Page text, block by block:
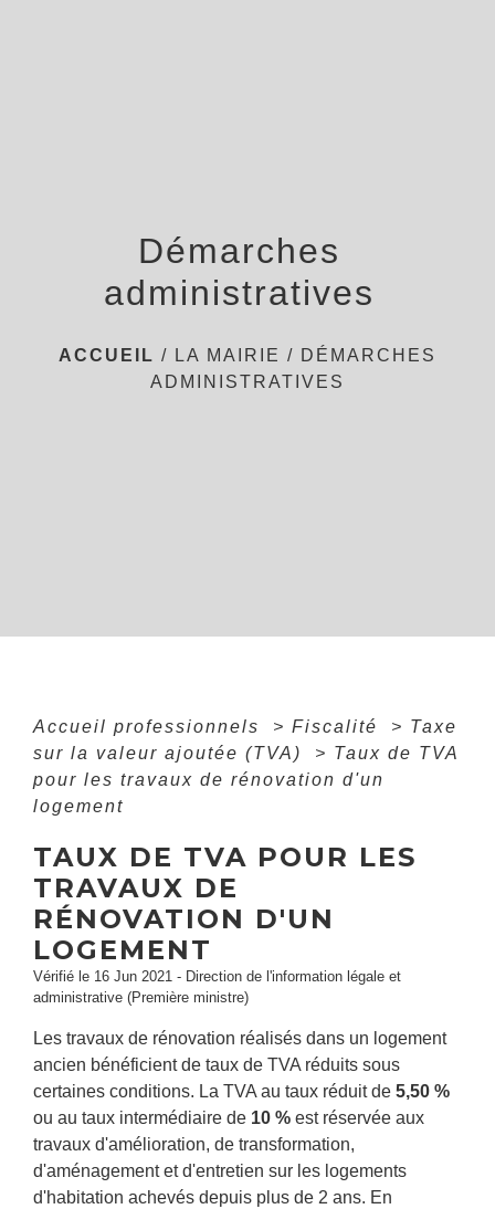
Démarches
administratives
ACCUEIL / LA MAIRIE / DÉMARCHES
ADMINISTRATIVES
Accueil professionnels > Fiscalité > Taxe
sur la valeur ajoutée (TVA)
> Taux de TVA
pour les travaux de rénovation d'un
logement
TAUX DE TVA POUR LES
TRAVAUX DE
RÉNOVATION D'UN
LOGEMENT
Vérifié le 16 Jun 2021 - Direction de l'information légale et
administrative (Première ministre)
Les travaux de rénovation réalisés dans un logement
ancien bénéficient de taux de TVA réduits sous
certaines conditions. La TVA au taux réduit de 5,50 %
ou au taux intermédiaire de 10 % est réservée aux
travaux d'amélioration, de transformation,
d'aménagement et d'entretien sur les logements
d'habitation achevés depuis plus de 2 ans. En